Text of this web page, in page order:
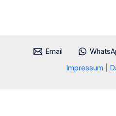
Email
Impressum